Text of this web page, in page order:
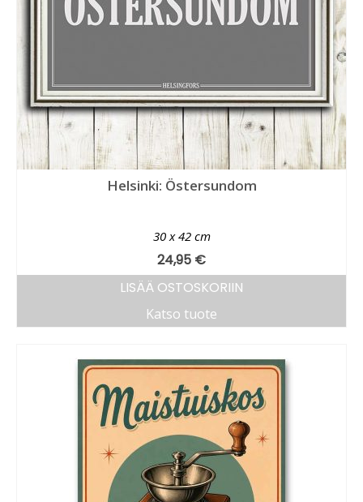
Helsinki: Östersundom
30 x 42 cm
24,95 €
LISÄÄ OSTOSKORIIN
Katso tuote